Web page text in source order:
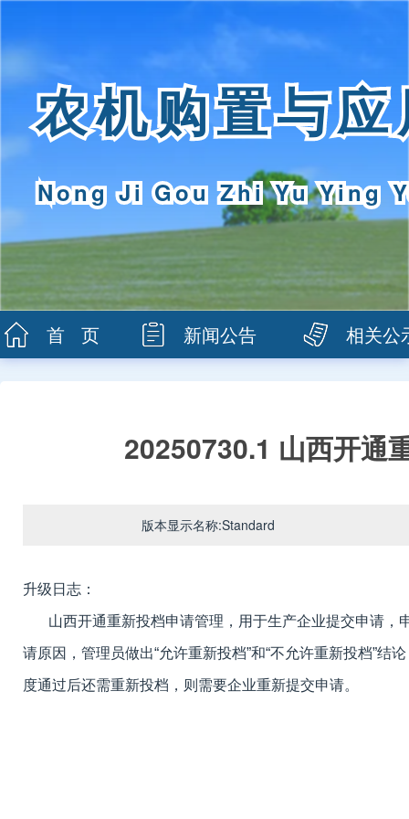
农机购置与
Nong Ji Gou Zhi Yu Ying
首 页 新闻公告 相关公
20250730.1 山西开通
版本显示名称:Standard
升级日志：
山西开通重新投档申请管理，用于生产企业提交申请，
请原因，管理员做出“允许重新投档”和“不允许重新投档”结
度通过后还需重新投档，则需要企业重新提交申请。